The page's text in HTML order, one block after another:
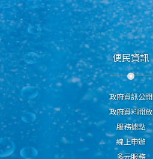
便民資訊
政府資訊公開
政府資料開放
服務據點
線上申辦
多元服務